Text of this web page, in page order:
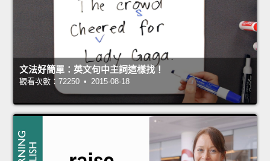
文法好簡單：英文句中主詞這樣找！
觀看次數：72250 • 2015-08-18